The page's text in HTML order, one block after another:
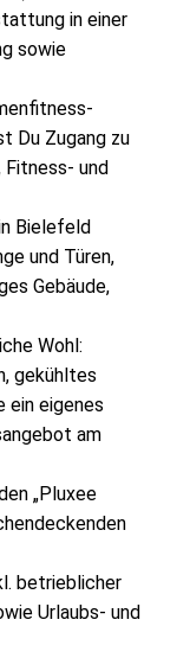
in einer
sowie
Du Zugang zu
Fitness- und
Bielefeld
und Türen,
Gebäude,
Wohl:
gekühltes
ein eigenes
am
„Pluxee
betrieblicher
Urlaubs- und